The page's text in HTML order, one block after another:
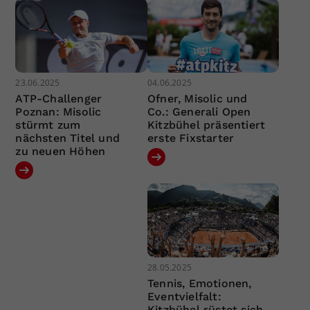
23.06.2025
ATP-Challenger
Poznan: Misolic
stürmt zum
nächsten Titel und
zu neuen Höhen
04.06.2025
Ofner, Misolic und
Co.: Generali Open
Kitzbühel präsentiert
erste Fixstarter
28.05.2025
Tennis, Emotionen,
Eventvielfalt: